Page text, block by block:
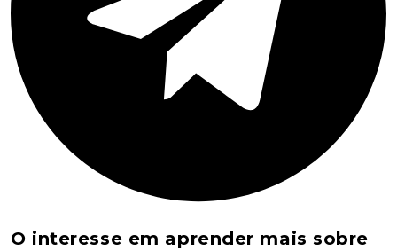
O interesse em aprender mais sobre